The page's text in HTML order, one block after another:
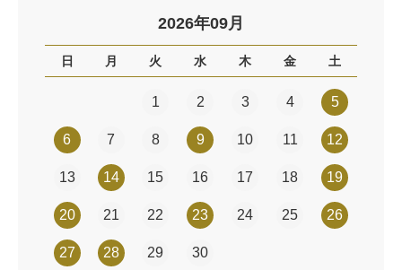
2026年09月
日 月 火 水 木 金 土
1 2 3 4 5
6 7 8 9 10 11 12
13 14 15 16 17 18 19
20 21 22 23 24 25 26
27 28 29 30